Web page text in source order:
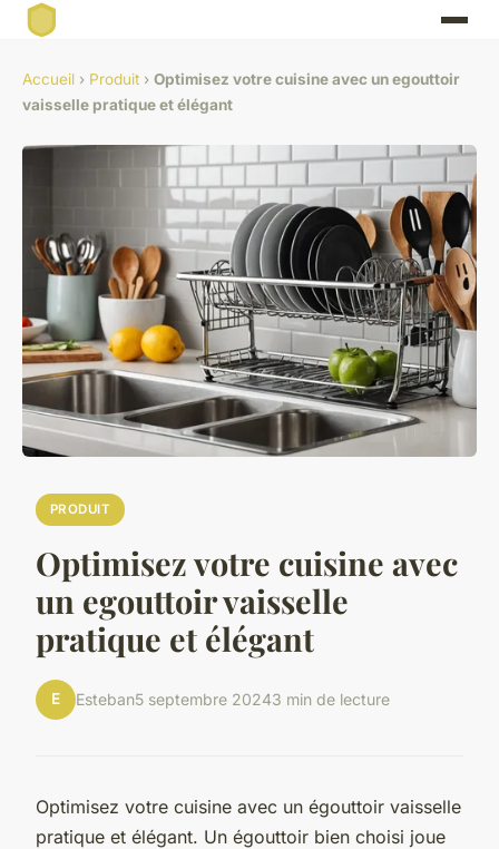
Accueil › Produit › Optimisez votre cuisine avec un egouttoir
vaisselle pratique et élégant
PRODUIT
Optimisez votre cuisine avec
un egouttoir vaisselle
pratique et élégant
E Esteban5 septembre 20243 min de lecture
Optimisez votre cuisine avec un égouttoir vaisselle
pratique et élégant. Un égouttoir bien choisi joue